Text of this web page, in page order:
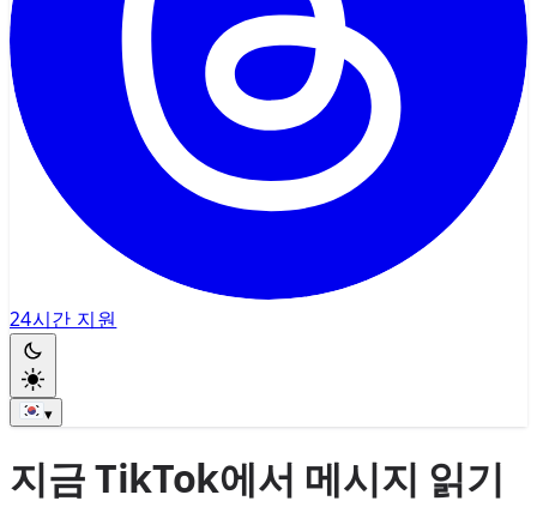
24시간 지원
▾
지금 TikTok에서 메시지 읽기